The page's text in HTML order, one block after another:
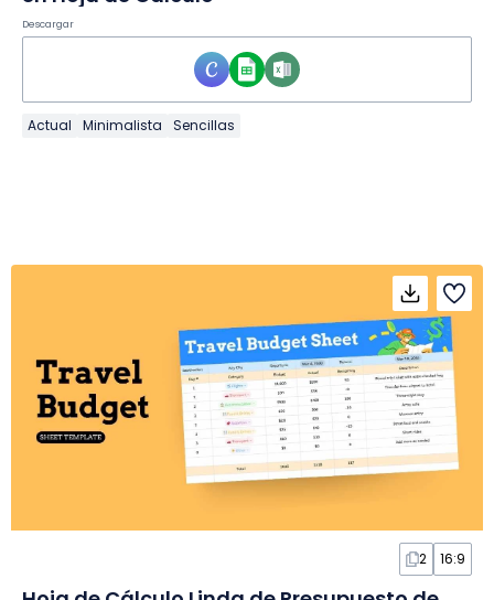
Descargar
Actual Minimalista Sencillas
2 16:9